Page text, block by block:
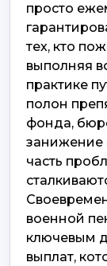
просто
тех, кто
выполняя
практике
полон
фонда,
занижение
часть
военной
ключевым
выплат,